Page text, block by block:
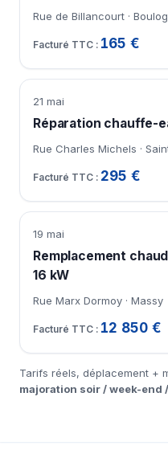
Rue de Billancourt ·
165 €
21 mai
Réparation chauffe-
Rue Charles Michels ·
295 €
19 mai
Remplacement
16 kW
Rue Marx Dormoy · Massy
12 850 €
Tarifs réels, déplacement +
majoration soir / week-end